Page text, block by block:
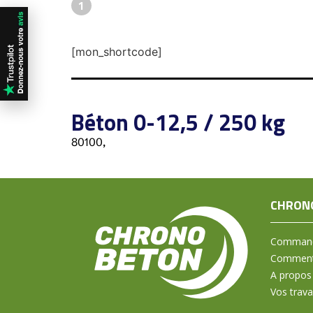
1
[mon_shortcode]
Béton 0-12,5 / 250 kg
80100,
A propos
Vos